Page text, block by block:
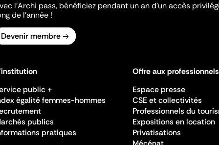
l’Archi pass, bénéficiez pendant un an d’un accès
de l’année !
Devenir membre
public +
égalité femmes-hommes
publics
pratiques
Offre aux professionnels
Espace presse
CSE et collectivités
Professionnels du
Expositions en location
Privatisations